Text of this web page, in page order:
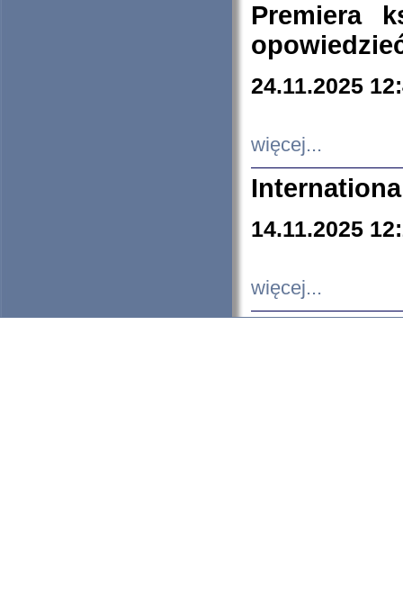
Premiera
24.11.2025
więcej...
14.11.2025
więcej...